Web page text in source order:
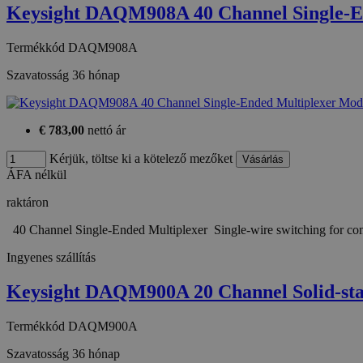
Keysight DAQM908A 40 Channel
Termékkód DAQM908A
Szavatosság 36 hónap
€ 783,00 nettó ár
Kérjük, töltse ki a kötelező mezőket
ÁFA nélkül
raktáron
40 Channel Single-Ended Multiplexer Single-wire switching for
Ingyenes szállítás
Keysight DAQM900A 20 Channel Solid-
Termékkód DAQM900A
Szavatosság 36 hónap
Provider
.htest.hu
_ga
_gid
Google
LLC
Név